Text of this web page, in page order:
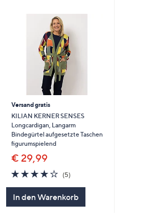
Versand gratis
KILIAN KERNER SENSES
Longcardigan, Langarm
Bindegürtel aufgesetzte Taschen
figurumspielend
€ 29,99
4.0
von
(5)5
In den Warenkorb